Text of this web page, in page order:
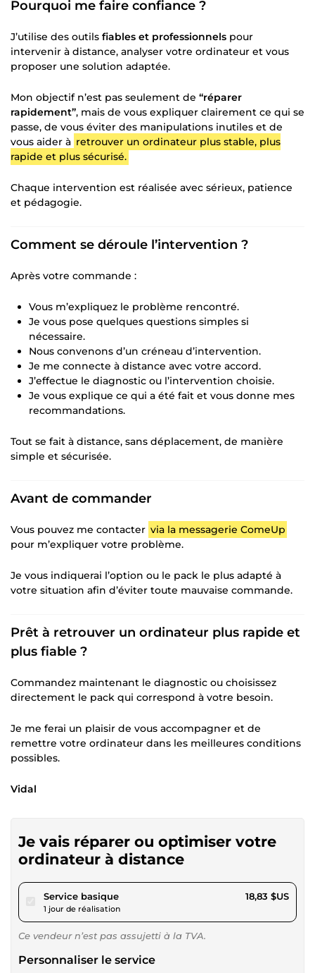
Pourquoi me faire confiance ?
J’utilise des outils fiables et professionnels pour
intervenir à distance, analyser votre ordinateur et vous
proposer une solution adaptée.
Mon objectif n’est pas seulement de “réparer
rapidement”, mais de vous expliquer clairement ce qui se
passe, de vous éviter des manipulations inutiles et de
vous aider à retrouver un ordinateur plus stable, plus
rapide et plus sécurisé.
Chaque intervention est réalisée avec sérieux, patience
et pédagogie.
Comment se déroule l’intervention ?
Après votre commande :
Vous m’expliquez le problème rencontré.
Je vous pose quelques questions simples si
nécessaire.
Nous convenons d’un créneau d’intervention.
Je me connecte à distance avec votre accord.
J’effectue le diagnostic ou l’intervention choisie.
Je vous explique ce qui a été fait et vous donne mes
recommandations.
Tout se fait à distance, sans déplacement, de manière
simple et sécurisée.
Avant de commander
Vous pouvez me contacter via la messagerie ComeUp
pour m’expliquer votre problème.
Je vous indiquerai l’option ou le pack le plus adapté à
votre situation afin d’éviter toute mauvaise commande.
Prêt à retrouver un ordinateur plus rapide et
plus fiable ?
Commandez maintenant le diagnostic ou choisissez
directement le pack qui correspond à votre besoin.
Je me ferai un plaisir de vous accompagner et de
remettre votre ordinateur dans les meilleures conditions
possibles.
Vidal
Je vais réparer ou optimiser votre
ordinateur à distance
Service basiquepour 17,35 $US
1 jour de réalisation
18,83 $US
Ce vendeur n’est pas assujetti à la TVA.
Personnaliser le service